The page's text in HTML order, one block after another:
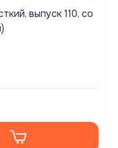
выпуск 110, со